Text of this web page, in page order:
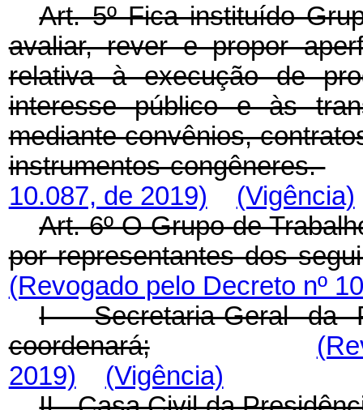
Art. 5º Fica instituído
avaliar, rever e propor
relativa à execução de
interesse público e às
mediante convênios,
instrumentos congêneres.
10.087, de 2019)
(Vigência)
Art. 6º O Grupo de
por representantes dos
(Revogado pelo Decreto nº
I - Secretaria-Geral da
coordenará;
2019)
(Vigência)